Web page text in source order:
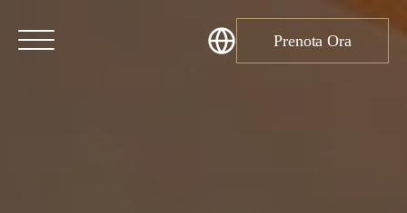
Prenota Ora